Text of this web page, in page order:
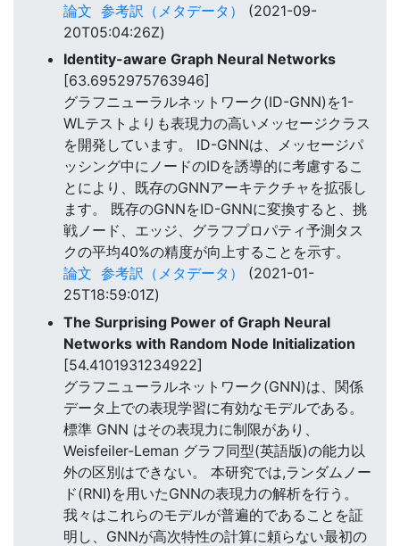
論文 参考訳（メタデータ）
(2021-09-
20T05:04:26Z)
Identity-aware Graph Neural Networks
[63.6952975763946]
グラフニューラルネットワーク(ID-GNN)を1-
WLテストよりも表現力の高いメッセージクラス
を開発しています。 ID-GNNは、メッセージパ
ッシング中にノードのIDを誘導的に考慮するこ
とにより、既存のGNNアーキテクチャを拡張し
ます。 既存のGNNをID-GNNに変換すると、挑
戦ノード、エッジ、グラフプロパティ予測タス
クの平均40%の精度が向上することを示す。
論文 参考訳（メタデータ）
(2021-01-
25T18:59:01Z)
The Surprising Power of Graph Neural
Networks with Random Node Initialization
[54.4101931234922]
グラフニューラルネットワーク(GNN)は、関係
データ上での表現学習に有効なモデルである。
標準 GNN はその表現力に制限があり、
Weisfeiler-Leman グラフ同型(英語版)の能力以
外の区別はできない。 本研究では,ランダムノー
ド(RNI)を用いたGNNの表現力の解析を行う。
我々はこれらのモデルが普遍的であることを証
明し、GNNが高次特性の計算に頼らない最初の